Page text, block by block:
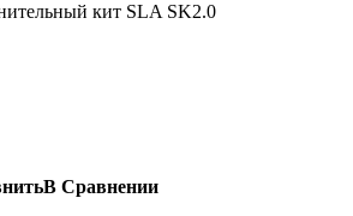
кит SLA SK2.0
В Сравнении